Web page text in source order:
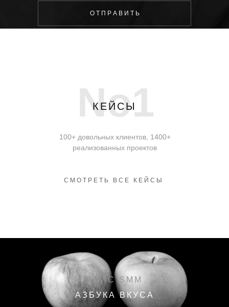
О Т П Р А В И Т Ь
No1
КЕЙСЫ
100+ довольных клиентов, 1400+
реализованных проектов
СМОТРЕТЬ ВСЕ КЕЙСЫ
КЕЙС SMM
АЗБУКА ВКУСА